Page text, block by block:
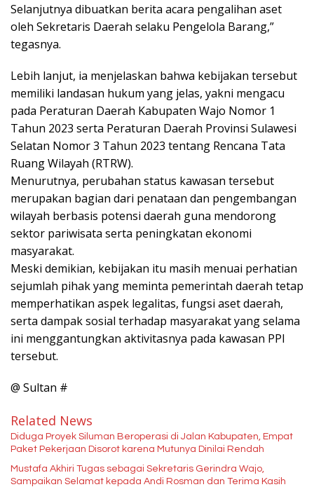
Selanjutnya dibuatkan berita acara pengalihan aset
oleh Sekretaris Daerah selaku Pengelola Barang,”
tegasnya.
Lebih lanjut, ia menjelaskan bahwa kebijakan tersebut
memiliki landasan hukum yang jelas, yakni mengacu
pada Peraturan Daerah Kabupaten Wajo Nomor 1
Tahun 2023 serta Peraturan Daerah Provinsi Sulawesi
Selatan Nomor 3 Tahun 2023 tentang Rencana Tata
Ruang Wilayah (RTRW).
Menurutnya, perubahan status kawasan tersebut
merupakan bagian dari penataan dan pengembangan
wilayah berbasis potensi daerah guna mendorong
sektor pariwisata serta peningkatan ekonomi
masyarakat.
Meski demikian, kebijakan itu masih menuai perhatian
sejumlah pihak yang meminta pemerintah daerah tetap
memperhatikan aspek legalitas, fungsi aset daerah,
serta dampak sosial terhadap masyarakat yang selama
ini menggantungkan aktivitasnya pada kawasan PPI
tersebut.
@ Sultan #
Related News
Diduga Proyek Siluman Beroperasi di Jalan Kabupaten, Empat
Paket Pekerjaan Disorot karena Mutunya Dinilai Rendah
Mustafa Akhiri Tugas sebagai Sekretaris Gerindra Wajo,
Sampaikan Selamat kepada Andi Rosman dan Terima Kasih